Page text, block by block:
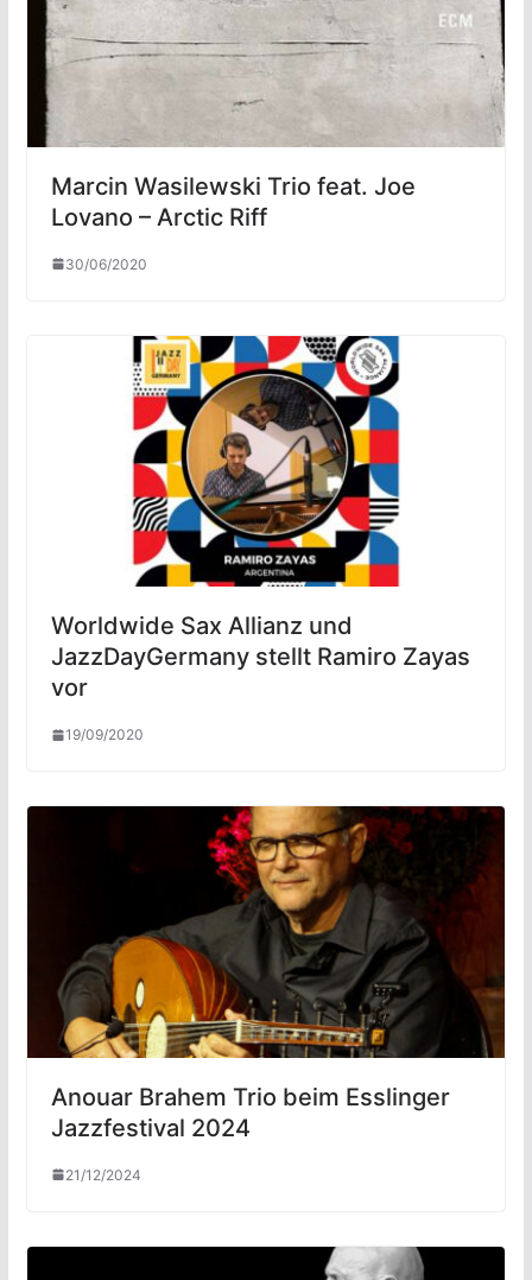
Marcin Wasilewski Trio feat. Joe
Lovano – Arctic Riff
30/06/2020
Worldwide Sax Allianz und
JazzDayGermany stellt Ramiro Zayas
vor
19/09/2020
Anouar Brahem Trio beim Esslinger
Jazzfestival 2024
21/12/2024